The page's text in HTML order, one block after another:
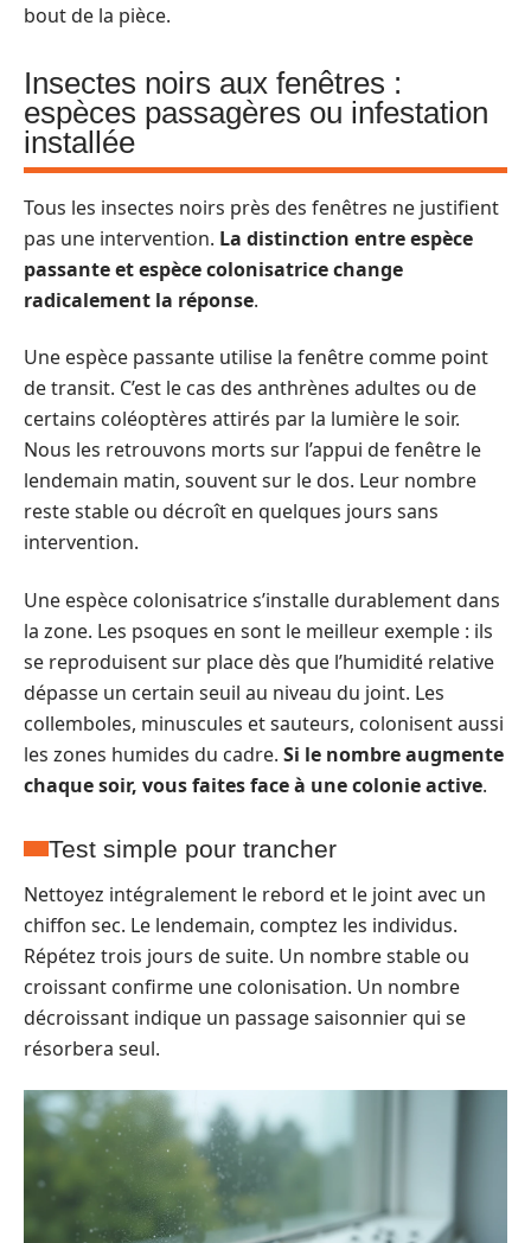
bout de la pièce.
Insectes noirs aux fenêtres :
espèces passagères ou infestation
installée
Tous les insectes noirs près des fenêtres ne justifient
pas une intervention. La distinction entre espèce
passante et espèce colonisatrice change
radicalement la réponse.
Une espèce passante utilise la fenêtre comme point
de transit. C’est le cas des anthrènes adultes ou de
certains coléoptères attirés par la lumière le soir.
Nous les retrouvons morts sur l’appui de fenêtre le
lendemain matin, souvent sur le dos. Leur nombre
reste stable ou décroît en quelques jours sans
intervention.
Une espèce colonisatrice s’installe durablement dans
la zone. Les psoques en sont le meilleur exemple : ils
se reproduisent sur place dès que l’humidité relative
dépasse un certain seuil au niveau du joint. Les
collemboles, minuscules et sauteurs, colonisent aussi
les zones humides du cadre. Si le nombre augmente
chaque soir, vous faites face à une colonie active.
Test simple pour trancher
Nettoyez intégralement le rebord et le joint avec un
chiffon sec. Le lendemain, comptez les individus.
Répétez trois jours de suite. Un nombre stable ou
croissant confirme une colonisation. Un nombre
décroissant indique un passage saisonnier qui se
résorbera seul.